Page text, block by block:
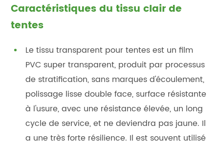
Caractéristiques du tissu clair de
tentes
Le tissu transparent pour tentes est un film
PVC super transparent, produit par processus
de stratification, sans marques d'écoulement,
polissage lisse double face, surface résistante
à l'usure, avec une résistance élevée, un long
cycle de service, et ne deviendra pas jaune. Il
a une très forte résilience. Il est souvent utilisé